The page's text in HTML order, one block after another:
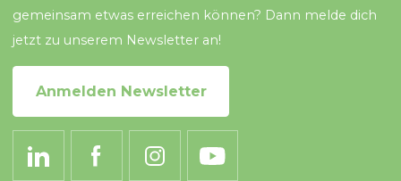
gemeinsam etwas erreichen können? Dann melde dich
jetzt zu unserem Newsletter an!
Anmelden Newsletter